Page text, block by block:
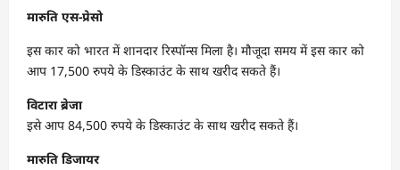
मारुति एस-प्रेसो
इस कार को भारत में शानदार रिस्पॉन्स मिला है। मौजूदा समय में इस कार को
आप 17,500 रुपये के डिस्काउंट के साथ खरीद सकते हैं।
विटारा ब्रेजा
इसे आप 84,500 रुपये के डिस्काउंट के साथ खरीद सकते हैं।
मारुति डिजायर